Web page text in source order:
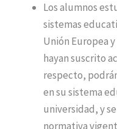
Los alumnos
sistemas
Unión Europea
hayan suscrito
respecto,
en su sistema
universidad, y
normativa